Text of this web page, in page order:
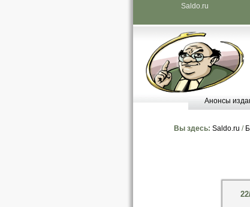
Saldo.ru
Анонсы
Вы здесь: Saldo.ru /